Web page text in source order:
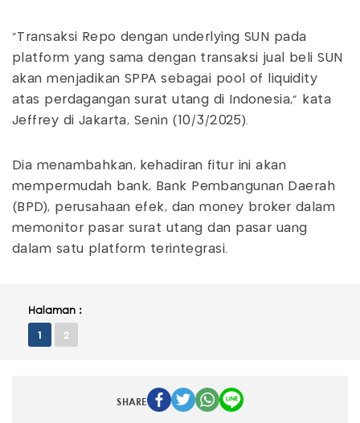
“Transaksi Repo dengan underlying SUN pada
platform yang sama dengan transaksi jual beli SUN
akan menjadikan SPPA sebagai pool of liquidity
atas perdagangan surat utang di Indonesia,” kata
Jeffrey di Jakarta, Senin (10/3/2025).
Dia menambahkan, kehadiran fitur ini akan
mempermudah bank, Bank Pembangunan Daerah
(BPD), perusahaan efek, dan money broker dalam
memonitor pasar surat utang dan pasar uang
dalam satu platform terintegrasi.
Halaman :
1 2
SHARE